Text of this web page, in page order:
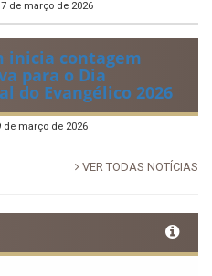
de março de 2026
inicia contagem
para o Dia
do Evangélico 2026
de março de 2026
VER TODAS NOTÍCIAS